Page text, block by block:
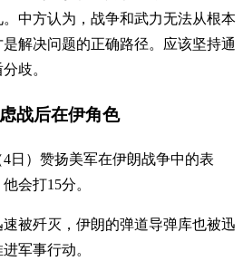
中方认为，战争和武力无法从根本
是解决问题的正确路径。应该坚持通
歧。
战后在伊角色
日）赞扬美军在伊朗战争中的表
会打15分。
被歼灭，伊朗的弹道导弹库也被迅
军事行动。